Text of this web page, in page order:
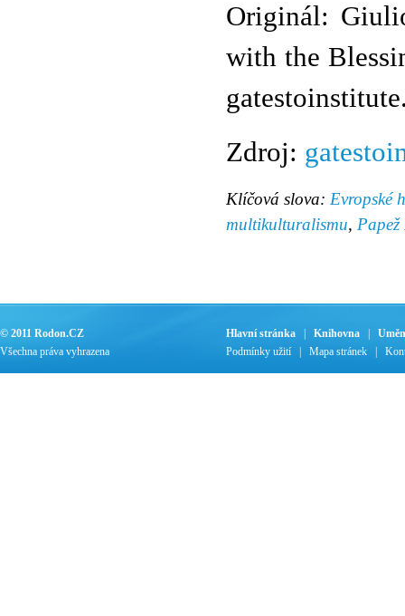
Originál:
with the
Zdroj:
Klíčová slova: Evropské
multikulturalismu,
© 2011 Rodon.CZ
Všechna práva vyhrazena
Hlavní stránka Knihovna
Podmínky užití
Mapa stránek